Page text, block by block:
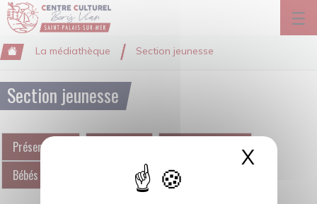
Panneau de gestion des cookies
X
Saut au contenu principal
La médiathèque Section jeunesse
Section jeunesse
Présentation
Bébés lecteurs
Scènes de poche